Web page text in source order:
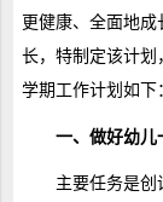
更健康、全面地
长，特制定该计划
学期工作计划如下：
一、做好幼儿
主要任务是创